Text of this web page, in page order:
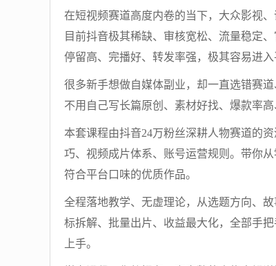
在短视频赛道高度内卷的当下，大众影视
目前抖音极其稀缺、审核宽松、流量稳定
停留高、完播好、转发率强，极其容易进入
很多新手想做自媒体副业，却一直选错赛
不用自己写长篇原创、素材好找、爆款率
本套课程由抖音24万粉丝深耕人物赛道的
巧、视频成片体系、账号运营规则。带你
符合平台口味的优质作品。
全程落地教学、无虚理论，从选题方向、
标拆解、批量出片、收益最大化，全部手
上手。